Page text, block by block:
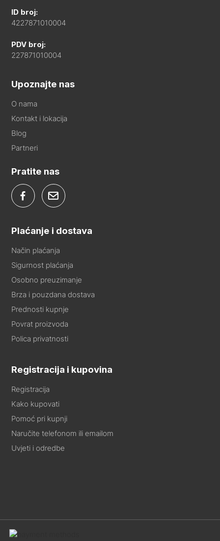
ID broj:
4227871010004
PDV broj:
227871010004
Upoznajte nas
O nama
Kontakt i lokacija
Blog
Partneri
Pratite nas
Plaćanje i dostava
Način plaćanja
Sigurnost plaćanja
Osobno preuzimanje
Brza i pouzdana dostava
Prednosti kupnje
Povrat proizvoda
Polica privatnosti
Registracija i kupovina
Registracija
Kako kupovati
Pomoć pri kupnji
Naručite telefonom ili emailom
Uvjeti i odredbe